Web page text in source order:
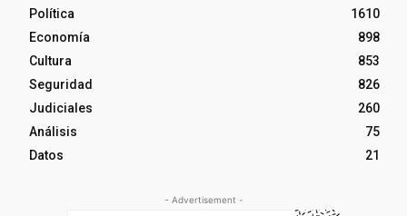
Política
1610
Economía
898
Cultura
853
Seguridad
826
Judiciales
260
Análisis
75
Datos
21
- Advertisement -